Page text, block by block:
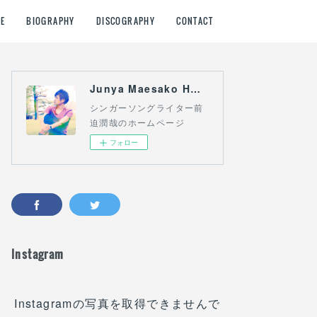
BIOGRAPHY DISCOGRAPHY CONTACT
Junya Maesako HOME
シンガーソングライター前
迫潤哉のホームページ
フォロー
Instagram
Instagramの写真を取得できませんで